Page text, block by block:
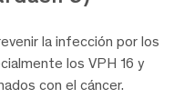
la infección por los
los VPH 16 y
con el cáncer.